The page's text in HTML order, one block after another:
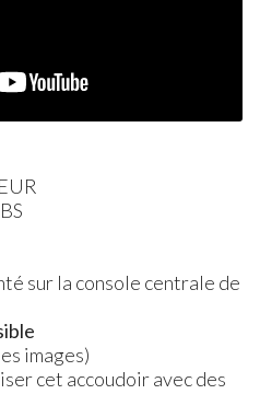
sur la console centrale de
images)
cet accoudoir avec des